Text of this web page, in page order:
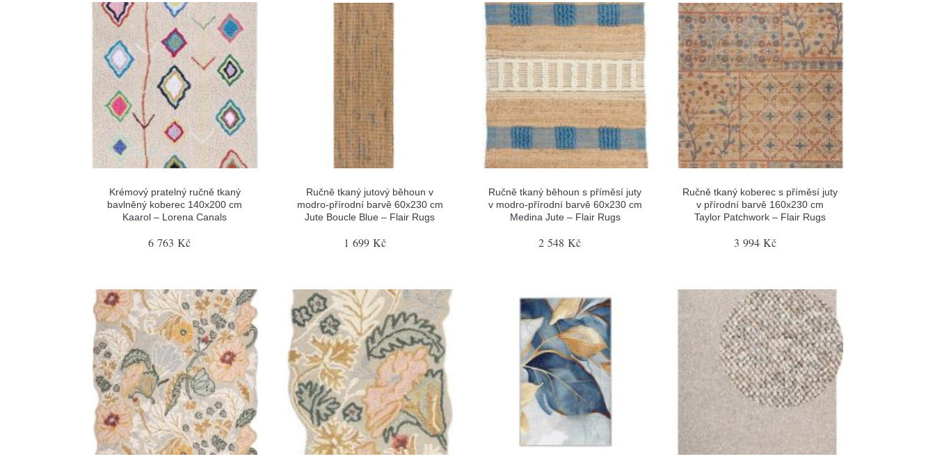
Krémový pratelný ručně tkaný
bavlněný koberec 140x200 cm
Kaarol – Lorena Canals
6 763 Kč
Ručně tkaný jutový běhoun v
modro-přírodní barvě 60x230 cm
Jute Boucle Blue – Flair Rugs
1 699 Kč
Ručně tkaný běhoun s příměsí juty
v modro-přírodní barvě 60x230 cm
Medina Jute – Flair Rugs
2 548 Kč
Ručně tkaný koberec s příměsí juty
v přírodní barvě 160x230 cm
Taylor Patchwork – Flair Rugs
3 994 Kč